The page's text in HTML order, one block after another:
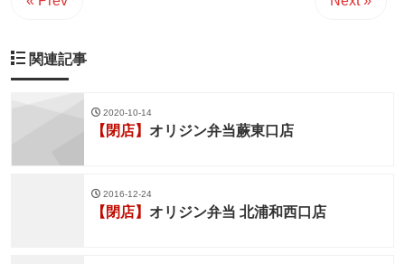
関連記事
2020-10-14
【閉店】 オリジン弁当蕨東口店
2016-12-24
【閉店】 オリジン弁当 北浦和西口店